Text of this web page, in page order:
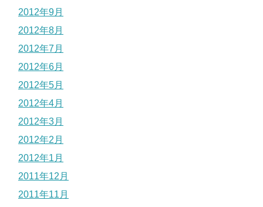
2012年9月
2012年8月
2012年7月
2012年6月
2012年5月
2012年4月
2012年3月
2012年2月
2012年1月
2011年12月
2011年11月